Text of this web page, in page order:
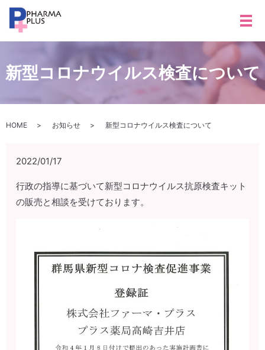
メ
新型コロナウイルス検査について
HOME お知らせ 新型コロナウイルス検査について
2022/01/17
行政の指導に基づいて新型コロナウイルス抗原検査キット
の販売と相談を受けております。